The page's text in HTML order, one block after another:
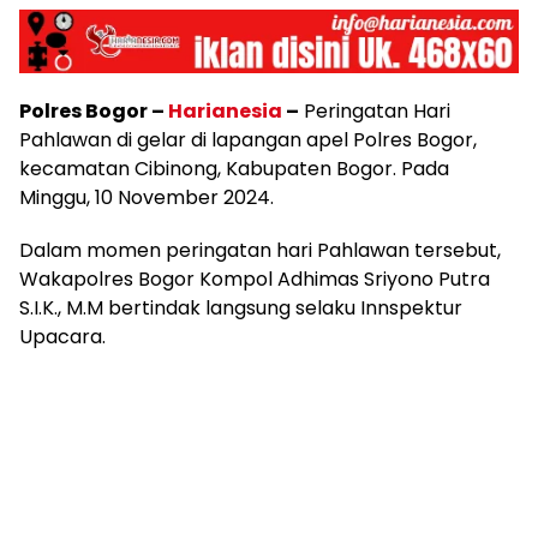
Polres Bogor – Harianesia – Peringatan Hari
Pahlawan di gelar di lapangan apel Polres Bogor,
kecamatan Cibinong, Kabupaten Bogor. Pada
Minggu, 10 November 2024.
Dalam momen peringatan hari Pahlawan tersebut,
Wakapolres Bogor Kompol Adhimas Sriyono Putra
S.I.K., M.M bertindak langsung selaku Innspektur
Upacara.